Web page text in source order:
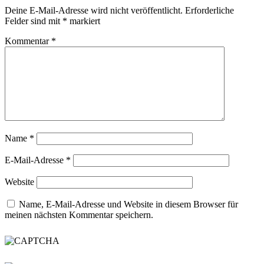
Deine E-Mail-Adresse wird nicht veröffentlicht. Erforderliche
Felder sind mit * markiert
Kommentar *
Name *
E-Mail-Adresse *
Website
Name, E-Mail-Adresse und Website in diesem Browser für
meinen nächsten Kommentar speichern.